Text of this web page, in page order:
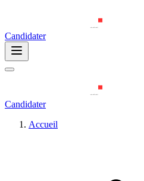
Candidater
Candidater
Accueil